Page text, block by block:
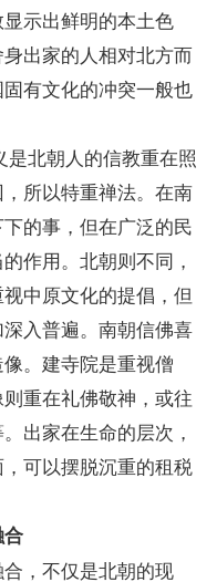
示出鲜明的本土色
出家的人相对北方而
有文化的冲突一般也
北朝人的信教重在照
所以特重禅法。在南
的事，但在广泛的民
作用。北朝则不同，
中原文化的提倡，但
入普遍。南朝信佛喜
。建寺院是重视僧
重在礼佛敬神，或往
出家在生命的层次，
可以摆脱沉重的租税
，不仅是北朝的现